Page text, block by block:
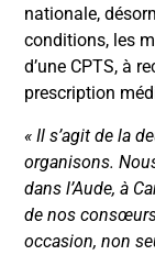
nationale,
conditions, les
d’une CPTS, à
prescription
« Il s’agit de la
organisons.
dans l’Aude, à
de nos
occasion, non